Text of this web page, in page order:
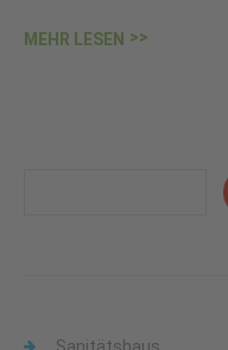
MEHR LESEN
Sanitätshaus